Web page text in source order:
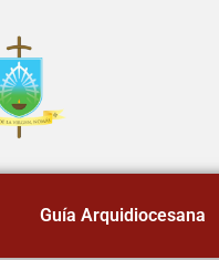
Guía Arquidiocesana